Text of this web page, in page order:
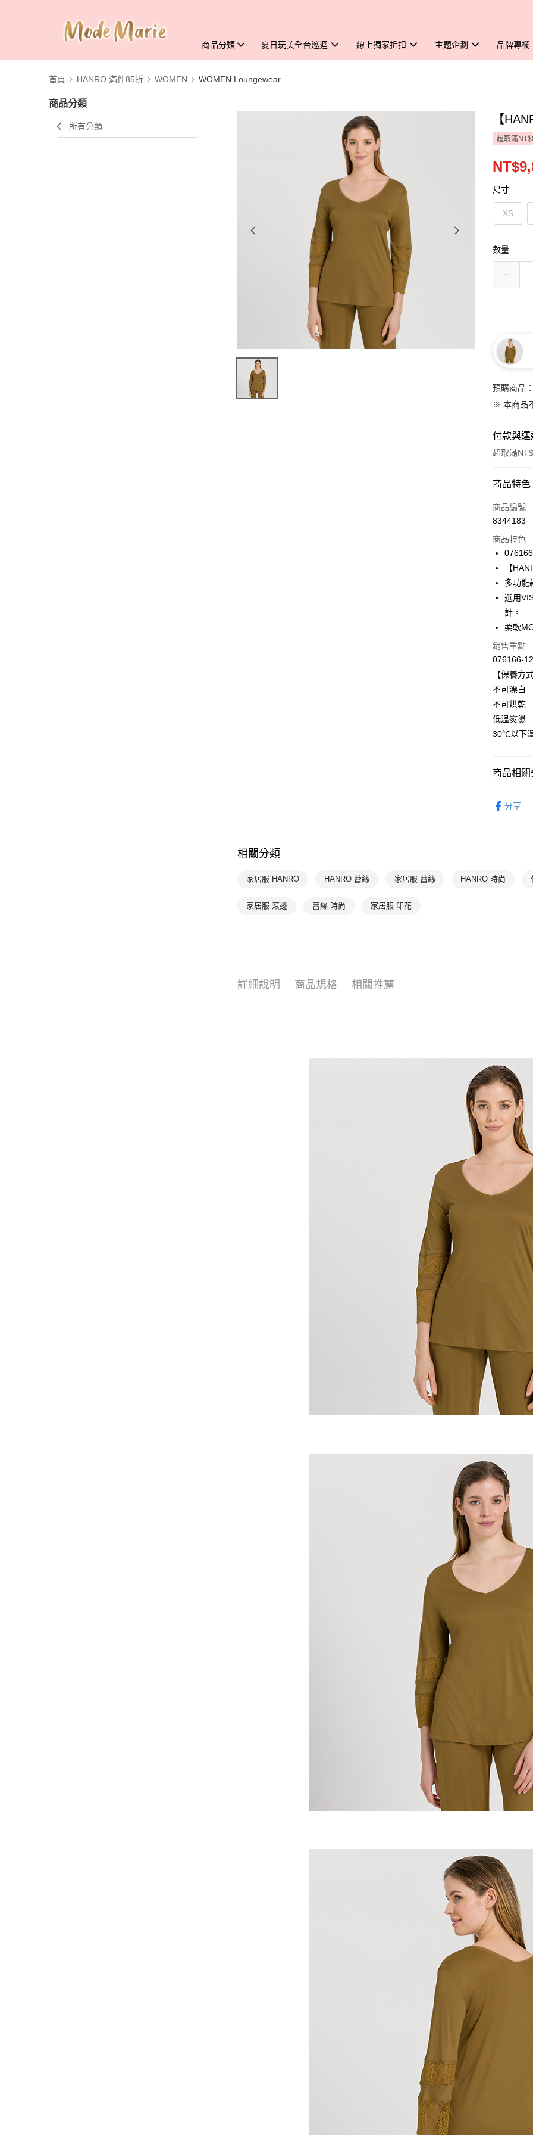
商品分類 夏日玩美全台巡迴 線上獨家折扣 主題企劃 品牌專欄
首頁 HANRO 滿件85折 WOMEN WOMEN Loungewear
商品分類
所有分類
【
超取滿
尺寸
XS
數量
預購商品
※ 本商品
付款與
超取滿
付款方式
信用卡一
合作金
華南商
國泰世
臺灣中
匯豐（
聯邦商
台新國
台灣樂
LINE Pay
悠遊付
ATM付款
運送方式
付款後全
出
付款後萊
付款後7-
商品特色
商品編號
8344183
商品特色
【
多功能
選用
計。
柔軟
銷售重點
076166-
【保養方
不可漂白
不可烘乾
低溫熨燙
30℃以下
商品相關
分享
相關分類
家居服 HANRO HANRO 蕾絲 家居服 蕾絲 HANRO 時尚
家居服 滾邊 蕾絲 時尚 家居服 印花
詳細說明 商品規格 相關推薦